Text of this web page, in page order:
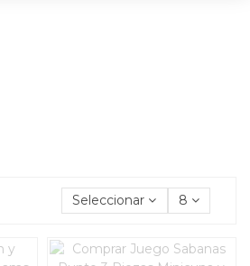
Seleccionar 8